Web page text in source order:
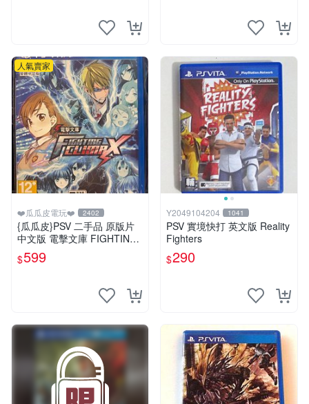
人氣賣家
❤️瓜瓜皮電玩❤️ 2402
{瓜瓜皮}PSV 二手品 原版片
中文版 電擊文庫 FIGHTING
CLIMAX(遊戲都有回收)
$599
Y2049104204 1041
PSV 實境快打 英文版 Reality
Fighters
$290